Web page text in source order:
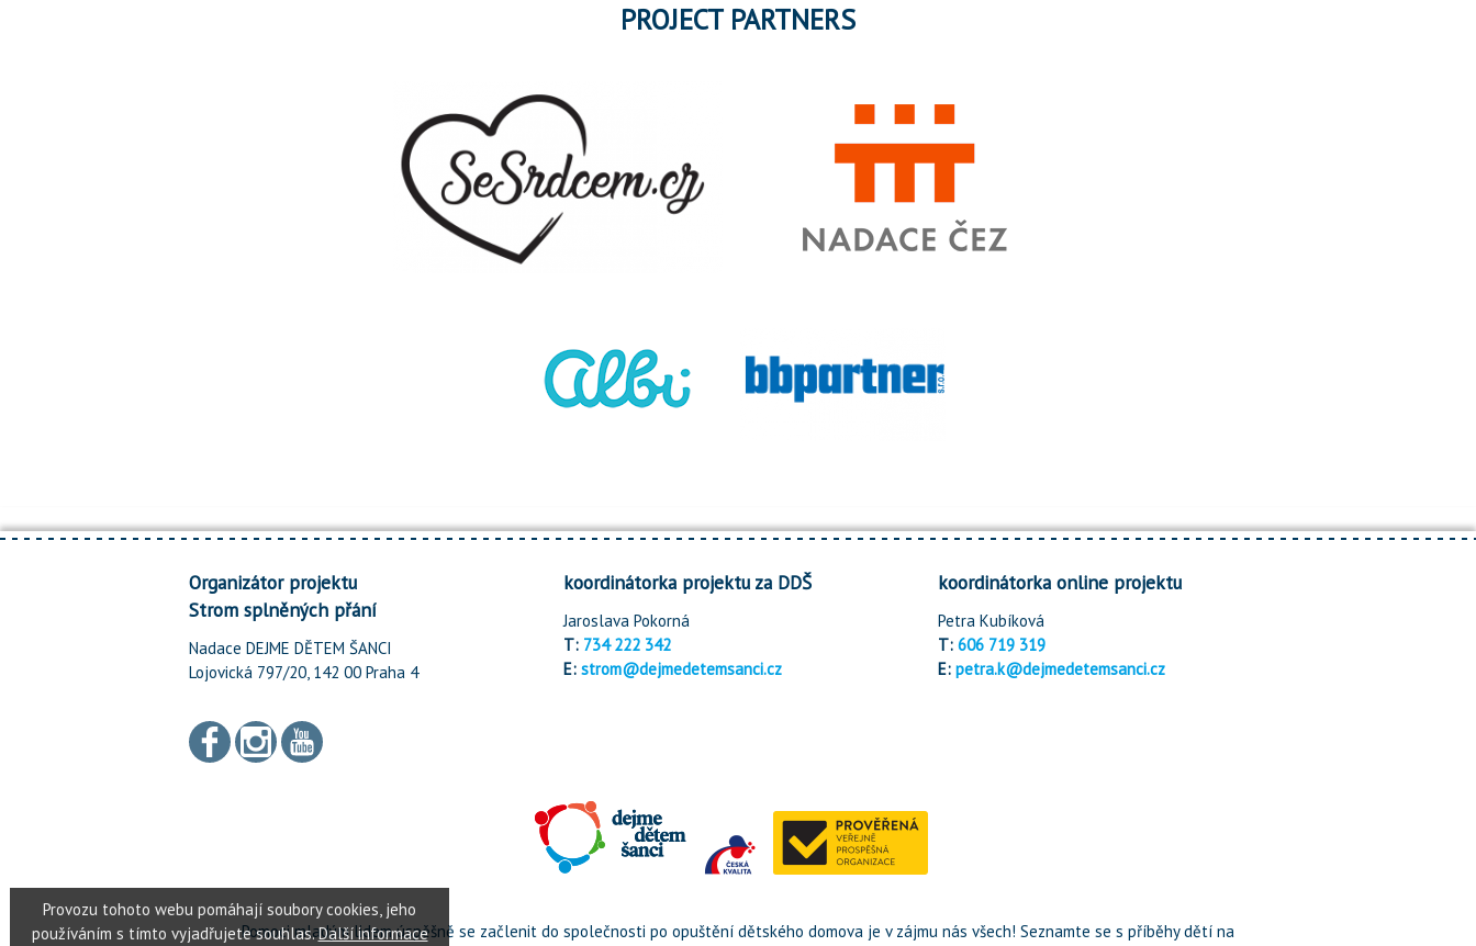
PROJECT PARTNERS
Organizátor projektu
Strom splněných přání
Nadace DEJME DĚTEM ŠANCI
Lojovická 797/20, 142 00 Praha 4
koordinátorka projektu za DDŠ
Jaroslava Pokorná
T: 734 222 342
E: strom@dejmedetemsanci.cz
koordinátorka online projektu
Petra Kubíková
T:606 719 319
E:petra.k@dejmedetemsanci.cz
Pomoci mladým lidem úspěšně se začlenit do společnosti po opuštění dětského domova je v zájmu nás všech! Seznamte se s příběhy dětí na